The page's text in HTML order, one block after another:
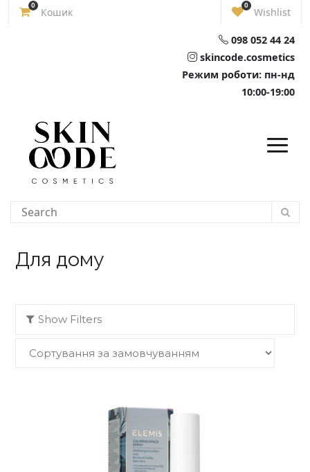
Skip
0
Кошик
0
Wishlist
098 052 44 24
skincode.cosmetics
Режим роботи: пн-нд
10:00-19:00
Для дому
Show Filters